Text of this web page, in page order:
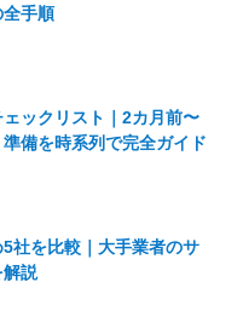
全手順
ックリスト｜2カ月前〜
備を時系列で完全ガイド
社を比較｜大手業者のサ
解説